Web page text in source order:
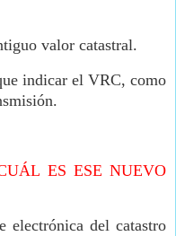
valor catastral.
indicar el VRC, como
ES ESE NUEVO
electrónica del catastro